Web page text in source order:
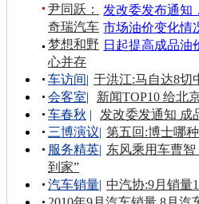
发改委发布通知
市场油价变化情
日起提高成品
尹同跃：
奇瑞汽车
梦想和野
心并存
车访间| 于洪江:马自达8切
会客室|
新闻TOP10 给北
车春秋 |
发改委发通知 成
三博演议| 第五回:博士哪
服务精英| 东风乘用车曹
到家”
汽车销量| 中汽协:9月销量